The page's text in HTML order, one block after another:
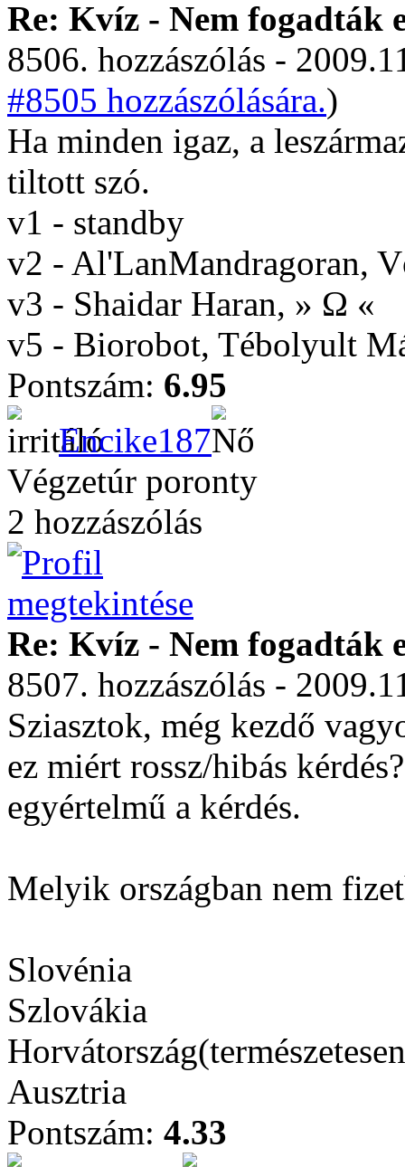
Re: Kvíz - Nem fogadták
8506. hozzászólás -
#8505 hozzászólására.)
Ha minden igaz, a
tiltott szó.
v1 - standby
v2 - Al'LanMandragoran,
v3 - Shaidar Haran, » Ω «
v5 - Biorobot, Tébolyult
Pontszám: 6.95
Encike187
Végzetúr poronty
2 hozzászólás
Re: Kvíz - Nem fogadták
8507. hozzászólás -
Sziasztok, még kezdő
ez miért rossz/hibás
egyértelmű a kérdés.
Melyik országban nem
Slovénia
Szlovákia
Ausztria
Pontszám: 4.33